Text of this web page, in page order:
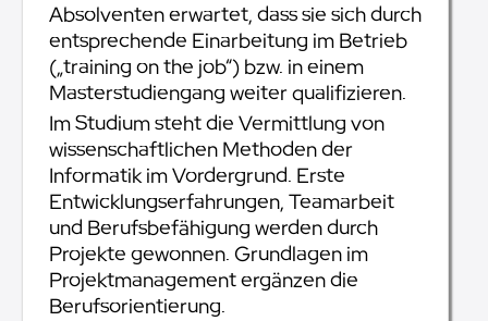
Absolventen erwartet, dass sie sich durch
entsprechende Einarbeitung im Betrieb
(„training on the job“) bzw. in einem
Masterstudiengang weiter qualifizieren.
Im Studium steht die Vermittlung von
wissenschaftlichen Methoden der
Informatik im Vordergrund. Erste
Entwicklungserfahrungen, Teamarbeit
und Berufsbefähigung werden durch
Projekte gewonnen. Grundlagen im
Projektmanagement ergänzen die
Berufsorientierung.